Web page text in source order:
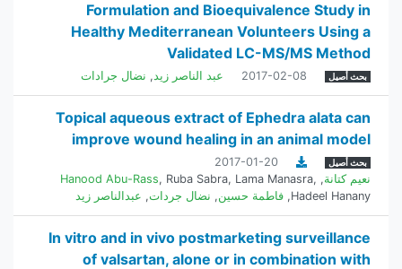
Formulation and Bioequivalence Study in
Healthy Mediterranean Volunteers Using a
Validated LC-MS/MS Method
بحث أصيل 2017-02-08 عبد الناصر زيد, نضال جرادات
Topical aqueous extract of Ephedra alata can
improve wound healing in an animal model
بحث أصيل
2017-01-20
نعيم كتانة,
Hanood Abu-Rass, Ruba Sabra, Lama Manasra,
Hadeel Hanany
, فاطمة حسين, نضال جردات, عبدالناصر زيد
In vitro and in vivo postmarketing surveillance
of valsartan, alone or in combination with